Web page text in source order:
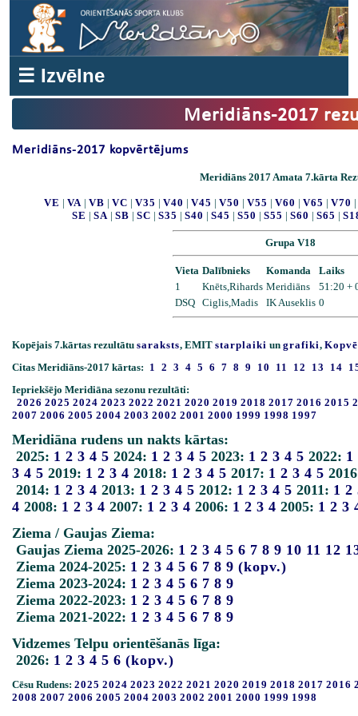
☰ Izvēlne
Meridiāns-2017
Meridiāns-2017 kopvērtējums
Meridiāns 2017 Amata 7.kārta
VE | VA | VB | VC | V35 | V40 | V45 | V50 | V55 | V60 | V65 | V70 |
SE | SA| SB | SC | S35 | S40 | S45 | S50 | S55 | S60 | S65 |
Grupa V18
Vieta Dalībnieks Komanda
Laiks
1
Knēts,Rihards Meridiāns
51:20 +
DSQ Ciglis,Madis IK Auseklis 0
Kopējais 7.kārtas rezultātu saraksts, EMIT starplaiki un grafiki,
Citas Meridiāns-2017 kārtas: 1 2 3 4 5 6 7 8 9 10 11 12 13 14
Iepriekšējo Meridiāna sezonu rezultāti:
2026 2025 2024 2023 2022 2021 2020 2019 2018 2017 2016 2015
2007 2006 2005 2004 2003 2002 2001 2000 1999 1998 1997
Meridiāna rudens un nakts kārtas:
2025: 1 2 3 4 5 2024: 1 2 3 4 5 2023: 1 2 3 4 5 2022: 1
3 4 5 2019: 1 2 3 4 2018: 1 2 3 4 5 2017: 1 2 3 4 5
2014: 1 2 3 4 2013: 1 2 3 4 5 2012: 1 2 3 4 5 2011: 1 2
4 2008: 1 2 3 4 2007: 1 2 3 4 2006: 1 2 3 4 2005: 1 2 3
Ziema / Gaujas Ziema:
Gaujas Ziema 2025-2026: 1 2 3 4 5 6 7 8 9 10 11 12
Ziema 2024-2025: 1 2 3 4 5 6 7 8 9 (kopv.)
Ziema 2023-2024: 1 2 3 4 5 6 7 8 9
Ziema 2022-2023: 1 2 3 4 5 6 7 8 9
Ziema 2021-2022: 1 2 3 4 5 6 7 8 9
Vidzemes Telpu orientēšanās līga:
2026: 1 2 3 4 5 6 (kopv.)
Cēsu Rudens: 2025 2024 2023 2022 2021 2020 2019 2018 2017 2016
2008 2007 2006 2005 2004 2003 2002 2001 2000 1999 1998